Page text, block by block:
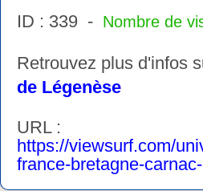
ID : 339 - Nombre de
Retrouvez plus d'infos
de Légenèse
URL :
https://viewsurf.com/
france-bretagne-